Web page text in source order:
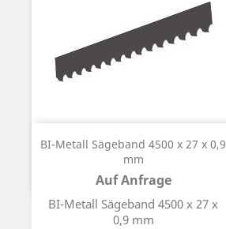
BI-Metall Sägeband 4500 x 27 x 0,9
mm
Auf Anfrage
Preis
BI-Metall Sägeband 4500 x 27 x
0,9 mm